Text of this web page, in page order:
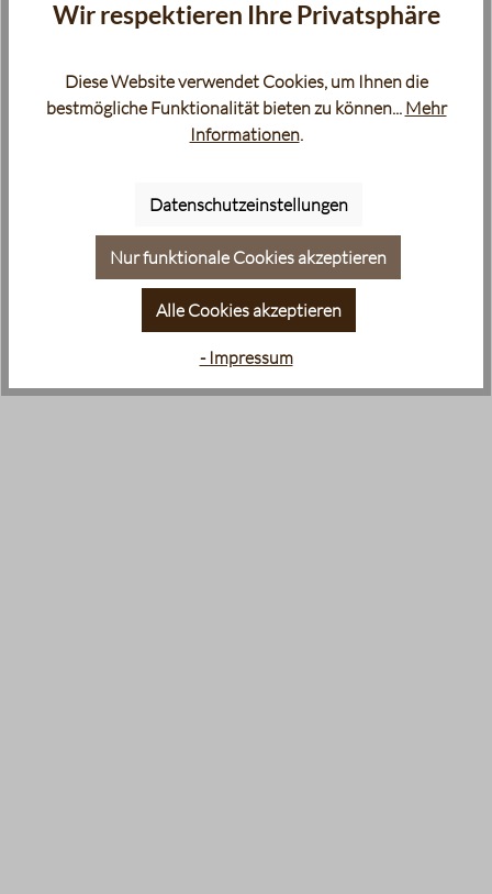
Wir respektieren Ihre Privatsphäre
Diese Website verwendet Cookies, um Ihnen die
bestmögliche Funktionalität bieten zu können... Mehr
Informationen.
Datenschutzeinstellungen
Nur funktionale Cookies akzeptieren
Alle Cookies akzeptieren
- Impressum